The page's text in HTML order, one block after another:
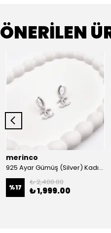
ÖNERİLEN
merinco
925 Ayar Gümüş (Silver) Kadın Küpe
%17
₺ 2,400.00
₺ 1,999.00